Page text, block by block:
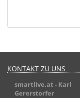
KONTAKT ZU UNS
smartlive.at - Karl
Gererstorfer